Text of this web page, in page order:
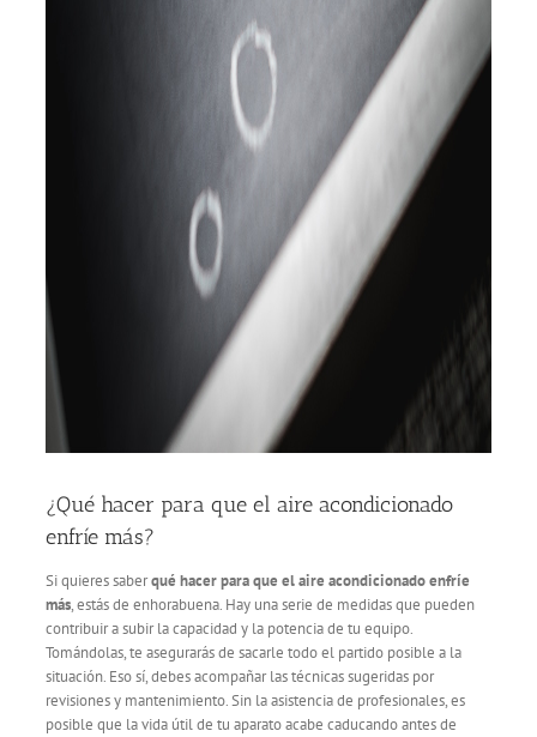
¿Qué hacer para que el aire acondicionado
enfríe más?
Si quieres saberqué hacer para que el aire acondicionado enfríe
más, estás de enhorabuena. Hay una serie de medidas que pueden
contribuir a subir la capacidad y la potencia de tu equipo.
Tomándolas, te asegurarás de sacarle todo el partido posible a la
situación. Eso sí, debes acompañar las técnicas sugeridas por
revisiones y mantenimiento. Sin la asistencia de profesionales, es
posible que la vida útil de tu aparato acabe caducando antes de